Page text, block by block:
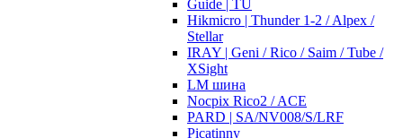
Guide | TU
Hikmicro | Thunder 1-2 / Alpex /
Stellar
IRAY | Geni / Rico / Saim / Tube /
XSight
LM шина
Nocpix Rico2 / ACE
PARD | SA/NV008/S/LRF
Picatinny